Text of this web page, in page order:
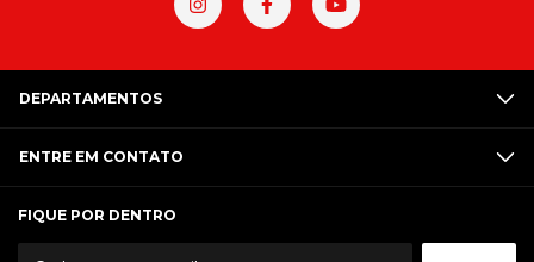
DEPARTAMENTOS
ENTRE EM CONTATO
FIQUE POR DENTRO